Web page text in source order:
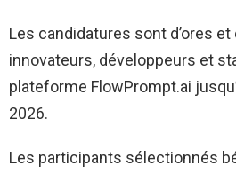
Les candidatures sont d’ores
innovateurs, développeurs et
plateforme FlowPrompt.ai
2026.
Les participants sélectionnés